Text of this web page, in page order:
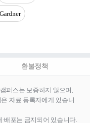
환불정책
퍼스는 보증하지 않으며,
자료 등록자에게 있습니
배포는 금지되어 있습니다.